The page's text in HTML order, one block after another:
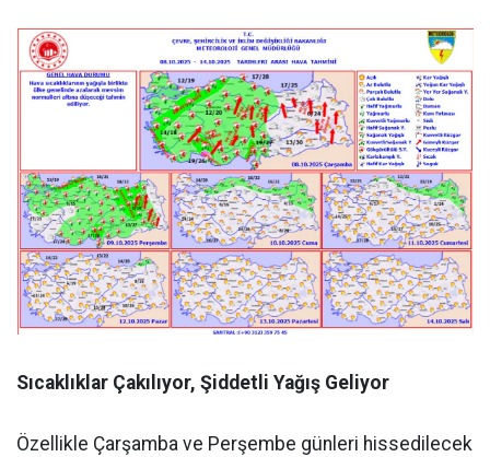
Sıcaklıklar Çakılıyor, Şiddetli Yağış Geliyor
Özellikle Çarşamba ve Perşembe günleri hissedilecek